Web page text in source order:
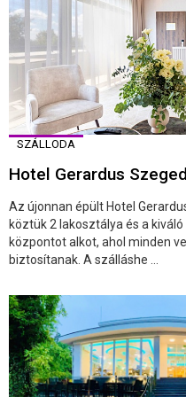
SZÁLLODA
Hotel Gerardus Szeged
Az újonnan épült Hotel
köztük 2 lakosztálya és a
központot alkot, ahol minden
biztosítanak. A szálláshe ...